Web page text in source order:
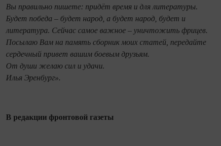
Вы правильно пишете: придёт время и для литературы.
Будет победа – будет народ, а будет народ, будет и
литература. Сейчас самое важное – уничтожить фрицев.
Посылаю Вам на память сборник моих статей, передайте
сердечный привет вашим боевым друзьям.
От души желаю сил и удачи.
Илья Эренбург».
В редакции фронтовой газеты